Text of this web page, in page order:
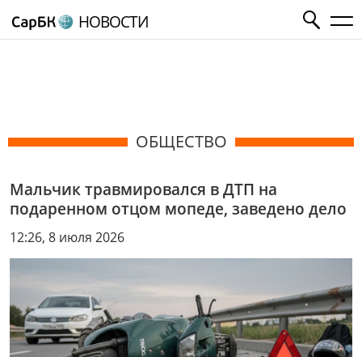
НОВОСТИ
ОБЩЕСТВО
Мальчик травмировался в ДТП на
подаренном отцом мопеде, заведено дело
12:26, 8 июля 2026